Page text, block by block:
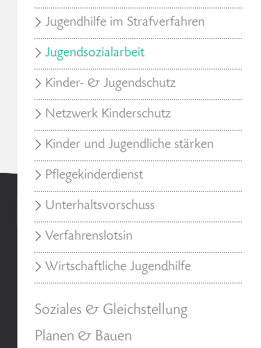
Jugendhilfe im Strafverfahren
Jugendsozialarbeit
Kinder- & Jugendschutz
Netzwerk Kinderschutz
Kinder und Jugendliche stärken
Pflegekinderdienst
Unterhaltsvorschuss
Verfahrenslotsin
Wirtschaftliche Jugendhilfe
Soziales & Gleichstellung
Planen & Bauen